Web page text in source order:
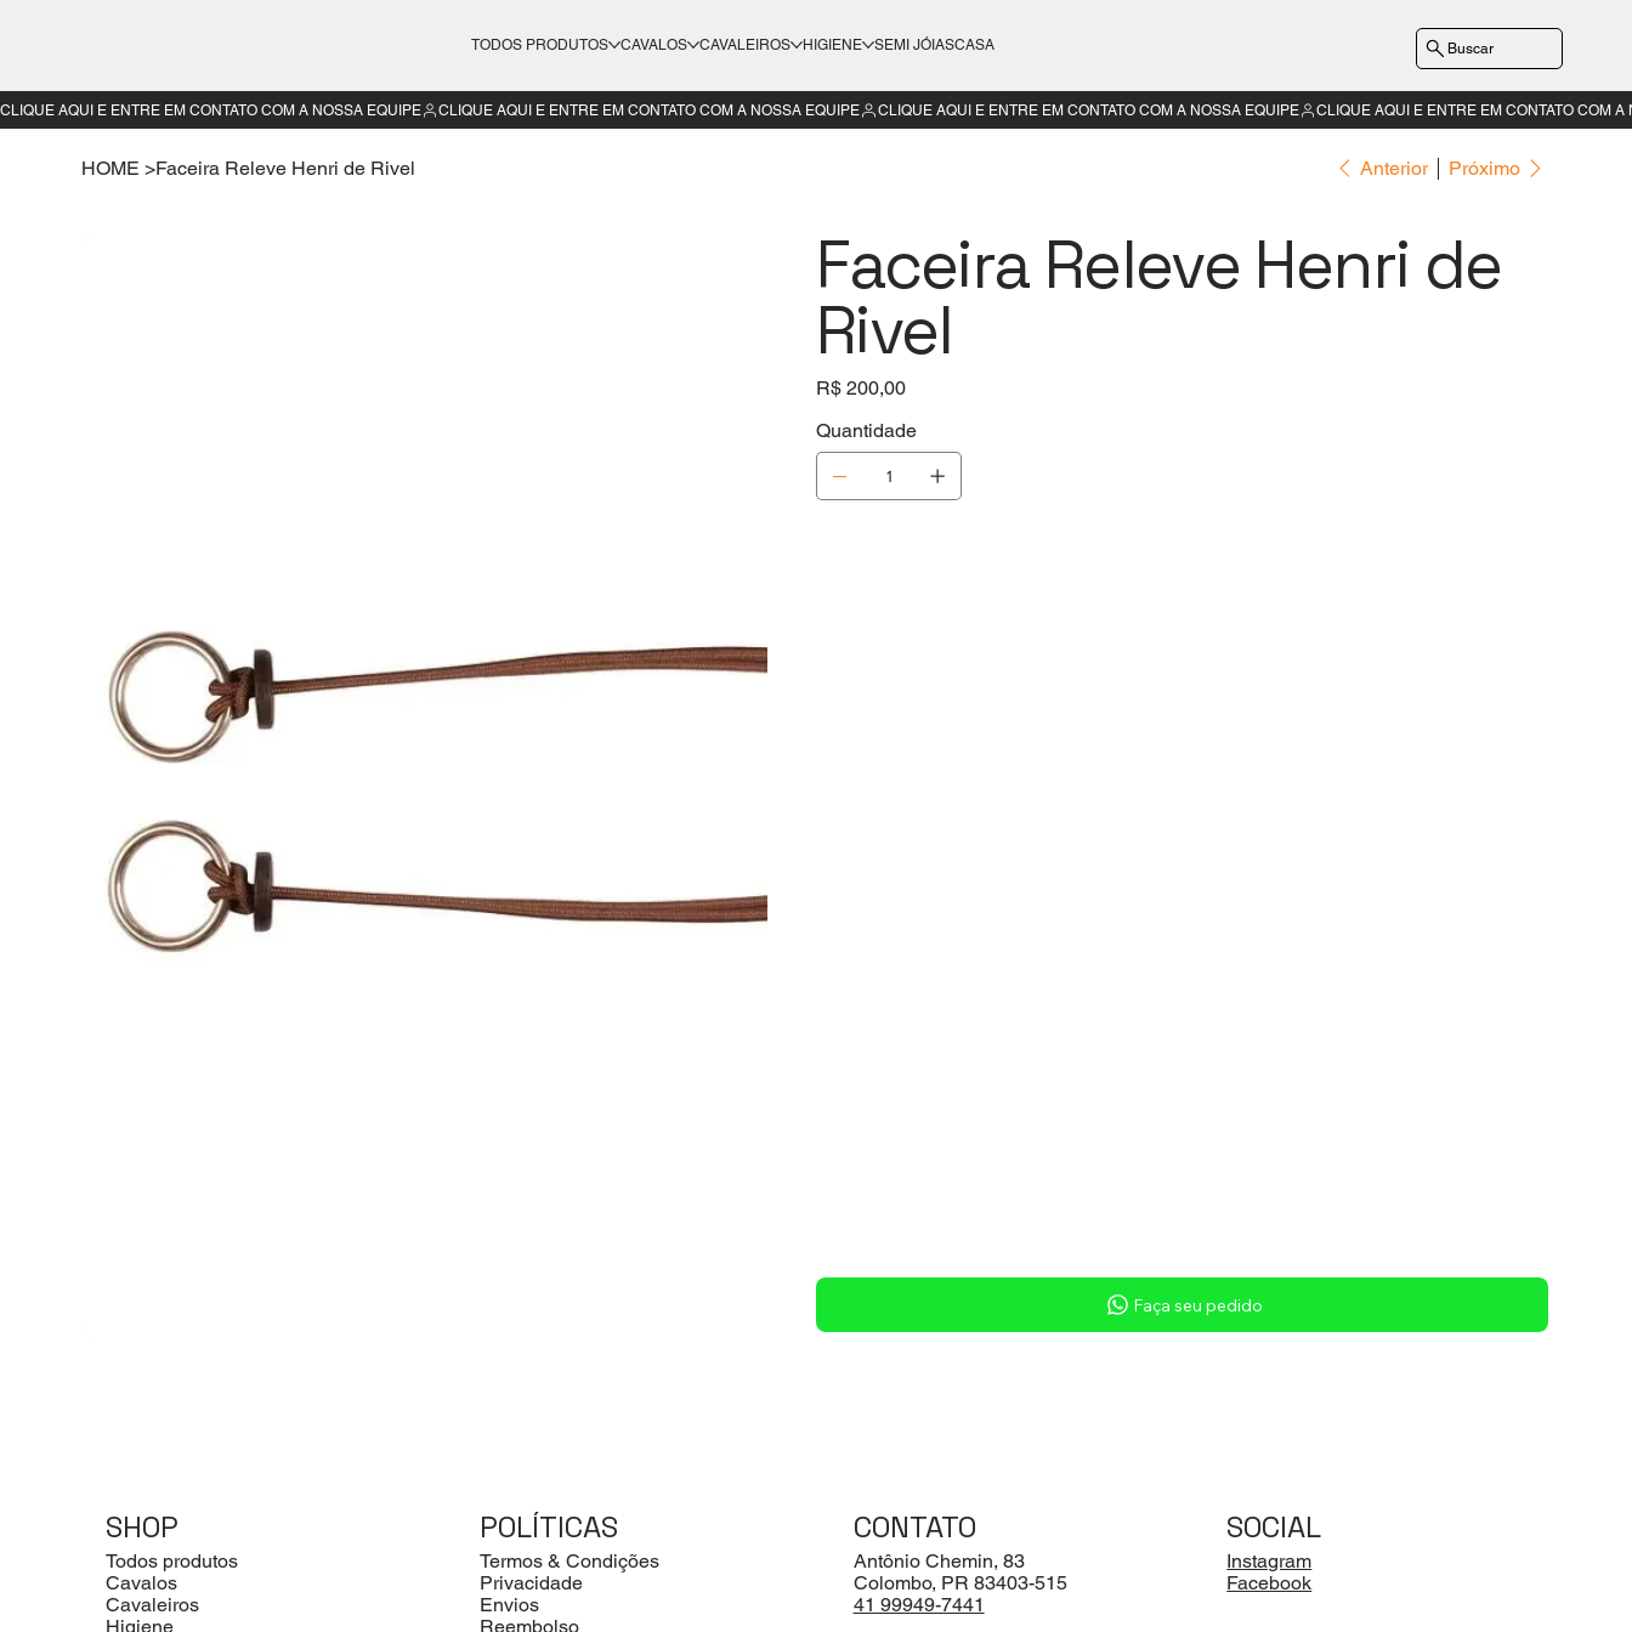
TODOS PRODUTOS CAVALOS CAVALEIROS HIGIENE SEMI JÓIASCASA Buscar
HOME >Faceira Releve Henri de Rivel Anterior Próximo
Faceira Releve Henri de
Rivel
Preço
R$ 200,00
Quantidade
Faça seu pedido
CLIQUE AQUI E ENTRE EM CONTATO COM A NOSSA EQUIPE
SHOP
Todos produtos
Cavalos
Cavaleiros
Higiene
POLÍTICAS
Termos & Condições
Privacidade
Envios
Reembolso
CONTATO
Antônio Chemin, 83
Colombo, PR 83403-515
41 99949-7441
SOCIAL
Instagram
Facebook